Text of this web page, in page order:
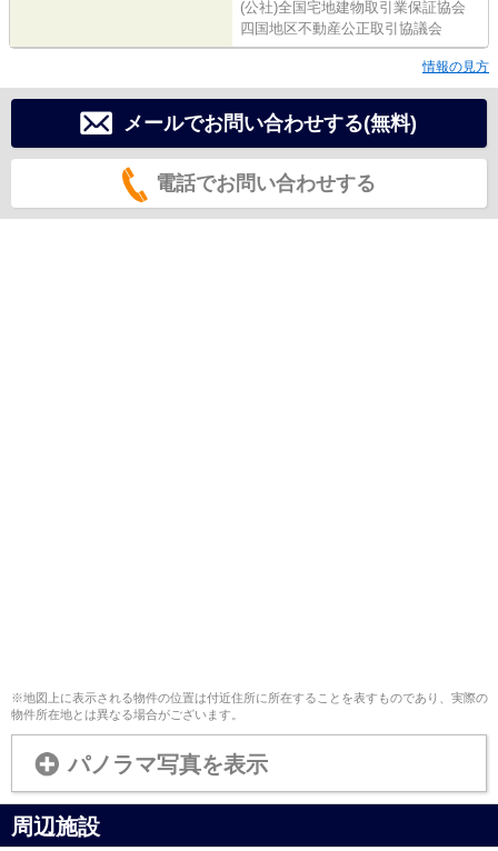
(公社)全国宅地建物取引業保証協会
四国地区不動産公正取引協議会
情報の見方
メールでお問い合わせする(無料)
電話でお問い合わせする
※地図上に表示される物件の位置は付近住所に所在することを表すものであり、実際の
物件所在地とは異なる場合がございます。
パノラマ写真を表示
周辺施設